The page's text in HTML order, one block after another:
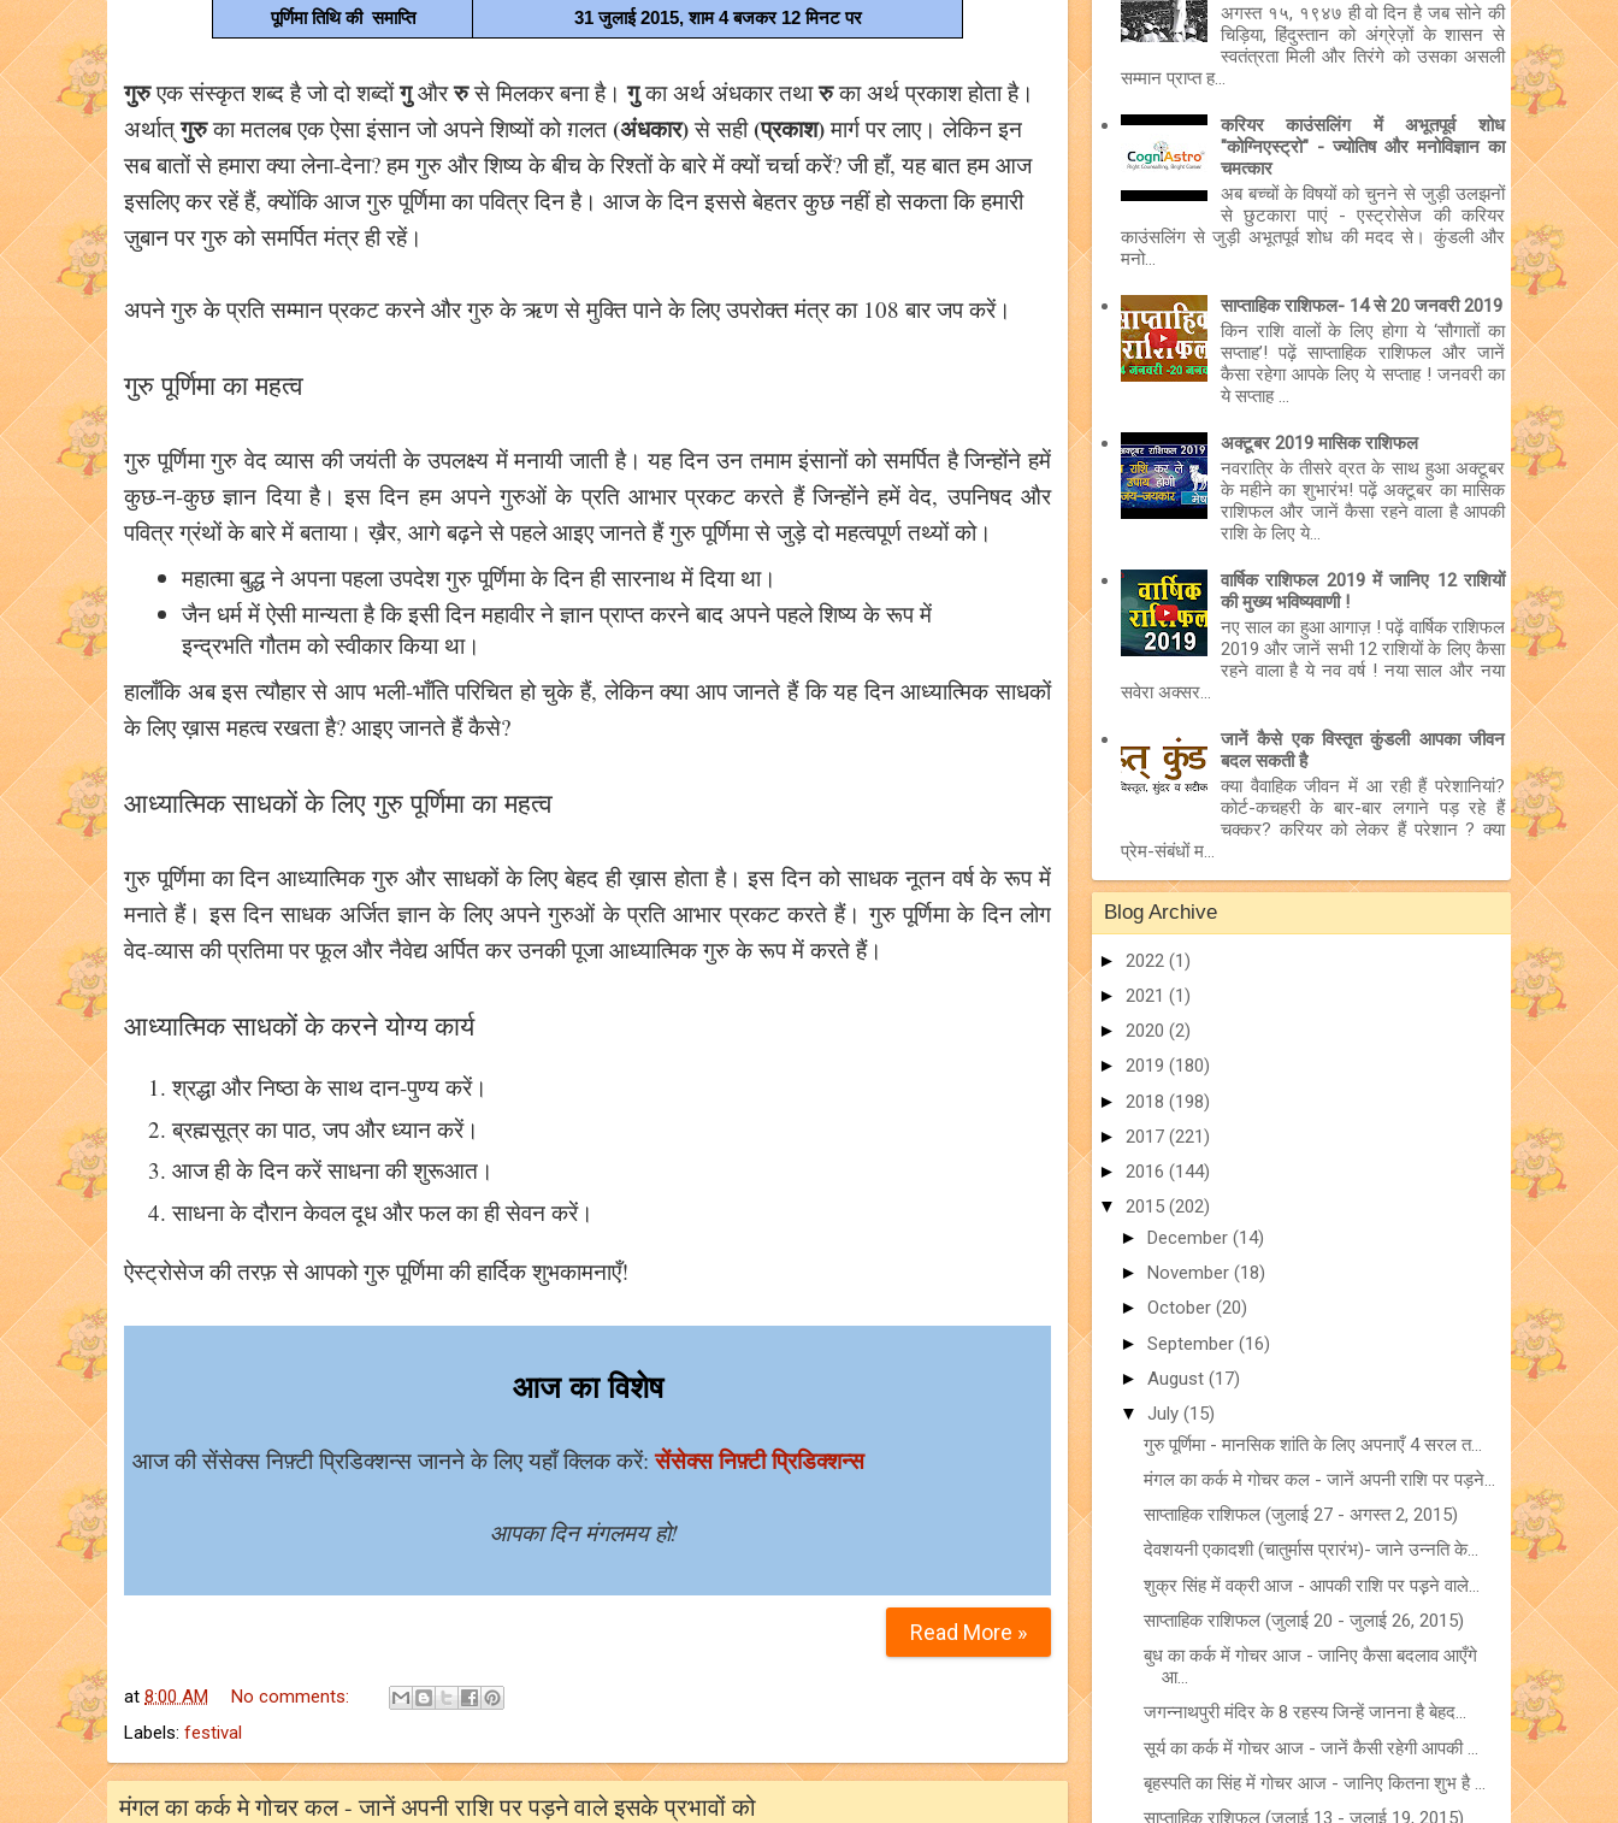
पूर्णिमा तिथि की  समाप्ति 31 जुलाई 2015, शाम 4 बजकर 12 मिनट पर
गुरुएक संस्कृत शब्द है जो दो शब्दोंगुऔररुसे मिलकर बना है।गुका अर्थ अंधकार तथारुका अर्थ प्रकाश होता है।
अर्थात्गुरुका मतलब एक ऐसा इंसान जो अपने शिष्यों को ग़लत (अंधकार)से सही (प्रकाश)मार्ग पर लाए। लेकिन इन
सब बातों से हमारा क्या लेना-देना? हम गुरु और शिष्य के बीच के रिश्तों के बारे में क्यों चर्चा करें? जी हाँ, यह बात हम आज
इसलिए कर रहें हैं, क्योंकि आज गुरु पूर्णिमा का पवित्र दिन है। आज के दिन इससे बेहतर कुछ नहीं हो सकता कि हमारी
ज़ुबान पर गुरु को समर्पित मंत्र ही रहें।
अपने गुरु के प्रति सम्मान प्रकट करने और गुरु के ऋण से मुक्ति पाने के लिए उपरोक्त मंत्र का 108 बार जप करें।
गुरु पूर्णिमा का महत्व
गुरु पूर्णिमा गुरु वेद व्यास की जयंती के उपलक्ष्य में मनायी जाती है। यह दिन उन तमाम इंसानों को समर्पित है जिन्होंने हमें
कुछ-न-कुछ ज्ञान दिया है। इस दिन हम अपने गुरुओं के प्रति आभार प्रकट करते हैं जिन्होंने हमें वेद, उपनिषद और
पवित्र ग्रंथों के बारे में बताया। ख़ैर, आगे बढ़ने से पहले आइए जानते हैं गुरु पूर्णिमा से जुड़े दो महत्वपूर्ण तथ्यों को।
महात्मा बुद्ध ने अपना पहला उपदेश गुरु पूर्णिमा के दिन ही सारनाथ में दिया था।
जैन धर्म में ऐसी मान्यता है कि इसी दिन महावीर ने ज्ञान प्राप्त करने बाद अपने पहले शिष्य के रूप में
इन्द्रभति गौतम को स्वीकार किया था।
हालाँकि अब इस त्यौहार से आप भली-भाँति परिचित हो चुके हैं, लेकिन क्या आप जानते हैं कि यह दिन आध्यात्मिक साधकों
के लिए ख़ास महत्व रखता है? आइए जानते हैं कैसे?
आध्यात्मिक साधकों के लिए गुरु पूर्णिमा का महत्व
गुरु पूर्णिमा का दिन आध्यात्मिक गुरु और साधकों के लिए बेहद ही ख़ास होता है। इस दिन को साधक नूतन वर्ष के रूप में
मनाते हैं। इस दिन साधक अर्जित ज्ञान के लिए अपने गुरुओं के प्रति आभार प्रकट करते हैं। गुरु पूर्णिमा के दिन लोग
वेद-व्यास की प्रतिमा पर फूल और नैवेद्य अर्पित कर उनकी पूजा आध्यात्मिक गुरु के रूप में करते हैं।
आध्यात्मिक साधकों के करने योग्य कार्य
श्रद्धा और निष्ठा के साथ दान-पुण्य करें।
ब्रह्मसूत्र का पाठ, जप और ध्यान करें।
आज ही के दिन करें साधना की शुरूआत।
साधना के दौरान केवल दूध और फल का ही सेवन करें।
ऐस्ट्रोसेज की तरफ़ से आपको गुरु पूर्णिमा की हार्दिक शुभकामनाएँ!
आज का विशेष
आज की सेंसेक्स निफ़्टी प्रिडिक्शन्स जानने के लिए यहाँ क्लिक करें: सेंसेक्स निफ़्टी प्रिडिक्शन्स
आपका दिन मंगलमय हो!
Read More »
at 8:00 AM
No comments:
Labels: festival
मंगल का कर्क मे गोचर कल - जानें अपनी राशि पर पड़ने वाले इसके प्रभावों को
अगस्त १५, १९४७ ही वो दिन है जब सोने की
चिड़िया, हिंदुस्तान को अंग्रेज़ों के शासन से
स्वतंत्रता मिली और तिरंगे को उसका असली
सम्मान प्राप्त ह...
करियर काउंसलिंग में अभूतपूर्व शोध
"कोग्निएस्ट्रो" - ज्योतिष और मनोविज्ञान का
चमत्कार
अब बच्चों के विषयों को चुनने से जुड़ी उलझनों
से छुटकारा पाएं - एस्ट्रोसेज की करियर
काउंसलिंग से जुड़ी अभूतपूर्व शोध की मदद से। कुंडली और
मनो...
साप्ताहिक राशिफल- 14 से 20 जनवरी 2019
किन राशि वालों के लिए होगा ये ‘सौगातों का
सप्ताह’! पढ़ें साप्ताहिक राशिफल और जानें
कैसा रहेगा आपके लिए ये सप्ताह ! जनवरी का
ये सप्ताह ...
अक्टूबर 2019 मासिक राशिफल
नवरात्रि के तीसरे व्रत के साथ हुआ अक्टूबर
के महीने का शुभारंभ! पढ़ें अक्टूबर का मासिक
राशिफल और जानें कैसा रहने वाला है आपकी
राशि के लिए ये...
वार्षिक राशिफल 2019 में जानिए 12 राशियों
की मुख्य भविष्यवाणी !
नए साल का हुआ आगाज़ ! पढ़ें वार्षिक राशिफल
2019 और जानें सभी 12 राशियों के लिए कैसा
रहने वाला है ये नव वर्ष ! नया साल और नया
सवेरा अक्सर...
जानें कैसे एक विस्तृत कुंडली आपका जीवन
बदल सकती है
क्या वैवाहिक जीवन में आ रही हैं परेशानियां?
कोर्ट-कचहरी के बार-बार लगाने पड़ रहे हैं
चक्कर? करियर को लेकर हैं परेशान ? क्या
प्रेम-संबंधों म...
Blog Archive
► 2022 (1)
► 2021 (1)
► 2020 (2)
► 2019 (180)
► 2018 (198)
► 2017 (221)
► 2016 (144)
▼ 2015 (202)
► December (14)
► November (18)
► October (20)
► September (16)
► August (17)
▼ July (15)
गुरु पूर्णिमा - मानसिक शांति के लिए अपनाएँ 4 सरल त...
मंगल का कर्क मे गोचर कल - जानें अपनी राशि पर पड़ने...
साप्ताहिक राशिफल (जुलाई 27 - अगस्त 2, 2015)
देवशयनी एकादशी (चातुर्मास प्रारंभ)- जाने उन्नति के...
शुक्र सिंह में वक्री आज - आपकी राशि पर पड़़ने वाले...
साप्ताहिक राशिफल (जुलाई 20 - जुलाई 26, 2015)
बुध का कर्क में गोचर आज - जानिए कैसा बदलाव आएँगे
आ...
जगन्नाथपुरी मंदिर के 8 रहस्य जिन्हें जानना है बेहद...
सूर्य का कर्क में गोचर आज - जानें कैसी रहेगी आपकी ...
बृहस्पति का सिंह में गोचर आज - जानिए कितना शुभ है ...
साप्ताहिक राशिफल (जुलाई 13 - जुलाई 19, 2015)